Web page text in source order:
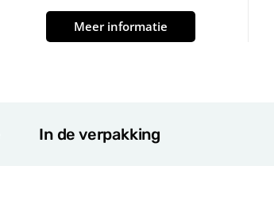
Meer informatie
In de verpakking